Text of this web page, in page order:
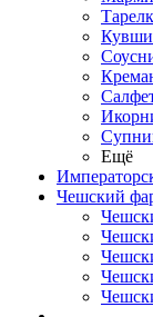
Ещё
Чешский